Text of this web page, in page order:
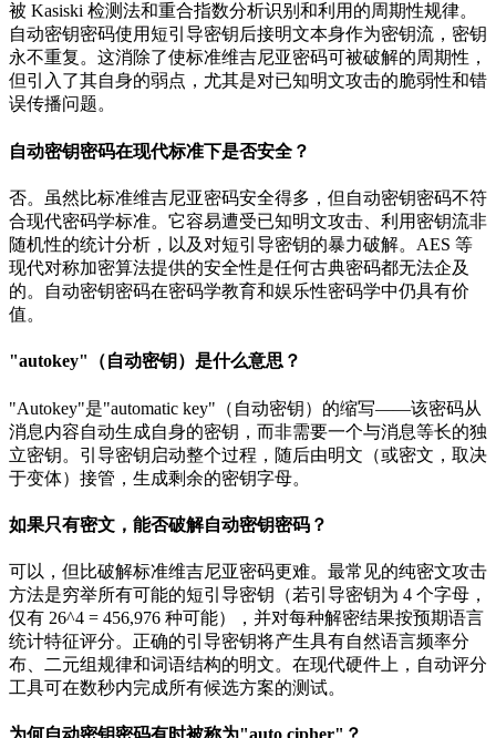
被 Kasiski 检测法和重合指数分析识别和利用的周期性规律。
自动密钥密码使用短引导密钥后接明文本身作为密钥流，密钥
永不重复。这消除了使标准维吉尼亚密码可被破解的周期性，
但引入了其自身的弱点，尤其是对已知明文攻击的脆弱性和错
误传播问题。
自动密钥密码在现代标准下是否安全？
否。虽然比标准维吉尼亚密码安全得多，但自动密钥密码不符
合现代密码学标准。它容易遭受已知明文攻击、利用密钥流非
随机性的统计分析，以及对短引导密钥的暴力破解。AES 等
现代对称加密算法提供的安全性是任何古典密码都无法企及
的。自动密钥密码在密码学教育和娱乐性密码学中仍具有价
值。
"autokey"（自动密钥）是什么意思？
"Autokey"是"automatic key"（自动密钥）的缩写——该密码从
消息内容自动生成自身的密钥，而非需要一个与消息等长的独
立密钥。引导密钥启动整个过程，随后由明文（或密文，取决
于变体）接管，生成剩余的密钥字母。
如果只有密文，能否破解自动密钥密码？
可以，但比破解标准维吉尼亚密码更难。最常见的纯密文攻击
方法是穷举所有可能的短引导密钥（若引导密钥为 4 个字母，
仅有 26^4 = 456,976 种可能），并对每种解密结果按预期语言
统计特征评分。正确的引导密钥将产生具有自然语言频率分
布、二元组规律和词语结构的明文。在现代硬件上，自动评分
工具可在数秒内完成所有候选方案的测试。